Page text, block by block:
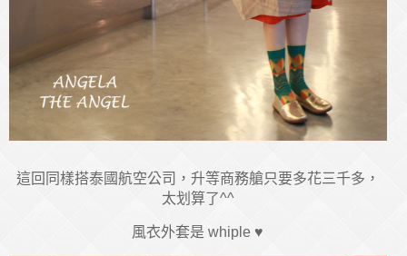
這回同樣搭泰國航空公司，升等商務艙只要多花三千多，
太划算了^^
風衣外套是 whiple ♥